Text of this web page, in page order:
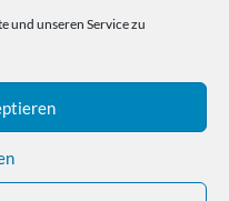
und unseren Service zu